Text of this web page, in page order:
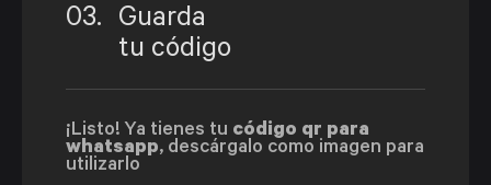
03.
Guarda
tu código
¡Listo! Ya tienes tu código qr para
whatsapp, descárgalo como imagen para
utilizarlo